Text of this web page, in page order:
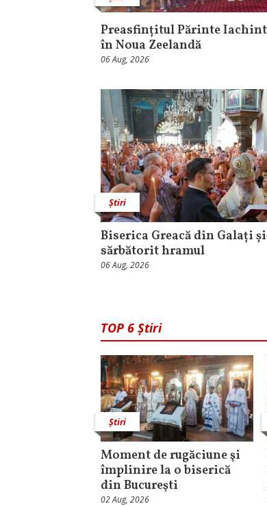
Preasfințitul Părinte
în Noua Zeelandă
06 Aug, 2026
Știri
Biserica Greacă din Galați
sărbătorit hramul
06 Aug, 2026
TOP 6 Știri
Știri
Moment de rugăciune şi
împlinire la o biserică
din Bucureşti
02 Aug, 2026